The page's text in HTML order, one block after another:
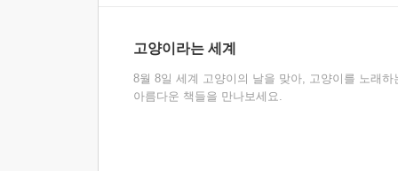
고양이라는 세계
8월 8일 세계 고양이의 날을 맞아, 고양이를 노래하
아름다운 책들을 만나보세요.